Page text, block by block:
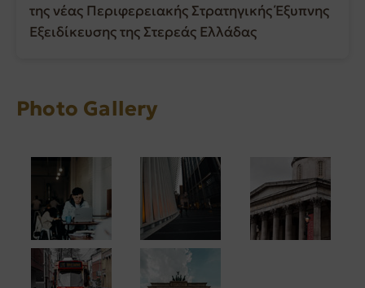
της νέας Περιφερειακής Στρατηγικής Έξυπνης
Εξειδίκευσης της Στερεάς Ελλάδας
Photo Gallery